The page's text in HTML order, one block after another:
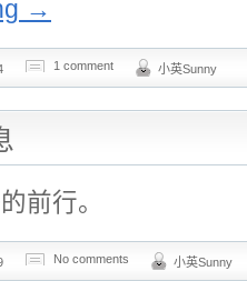
→
1 comment 小英Sunny
前行。
No comments 小英Sunny